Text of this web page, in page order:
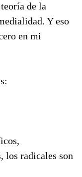
de la
Y eso
en mi
los radicales son